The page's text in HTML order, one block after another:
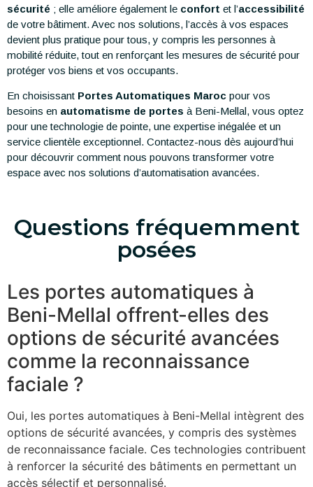
sécurité ; elle améliore également le confort et l’accessibilité
de votre bâtiment. Avec nos solutions, l’accès à vos espaces
devient plus pratique pour tous, y compris les personnes à
mobilité réduite, tout en renforçant les mesures de sécurité pour
protéger vos biens et vos occupants.
En choisissant Portes Automatiques Maroc pour vos
besoins en automatisme de portes à Beni-Mellal, vous optez
pour une technologie de pointe, une expertise inégalée et un
service clientèle exceptionnel. Contactez-nous dès aujourd’hui
pour découvrir comment nous pouvons transformer votre
espace avec nos solutions d’automatisation avancées.
Questions fréquemment
posées
Les portes automatiques à
Beni-Mellal offrent-elles des
options de sécurité avancées
comme la reconnaissance
faciale ?
Oui, les portes automatiques à Beni-Mellal intègrent des
options de sécurité avancées, y compris des systèmes
de reconnaissance faciale. Ces technologies contribuent
à renforcer la sécurité des bâtiments en permettant un
accès sélectif et personnalisé.